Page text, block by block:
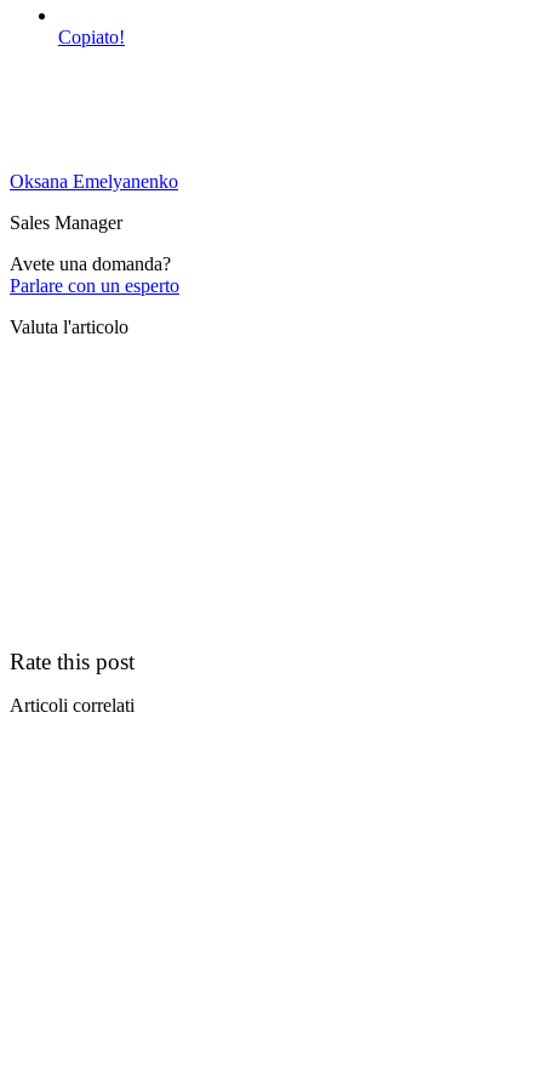
Copiato!
Oksana Emelyanenko
Sales Manager
Avete una domanda?
Parlare con un esperto
Valuta l'articolo
Rate this post
Articoli correlati